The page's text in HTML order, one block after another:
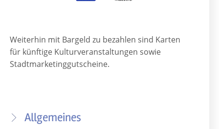
Weiterhin mit Bargeld zu bezahlen sind Karten
für künftige Kulturveranstaltungen sowie
Stadtmarketinggutscheine.
Allgemeines